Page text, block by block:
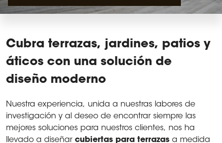
Cubra terrazas, jardines, patios y
áticos con una solución de
diseño moderno
Nuestra experiencia, unida a nuestras labores de
investigación y al deseo de encontrar siempre las
mejores soluciones para nuestros clientes, nos ha
llevado a diseñar cubiertas para terrazas a medida